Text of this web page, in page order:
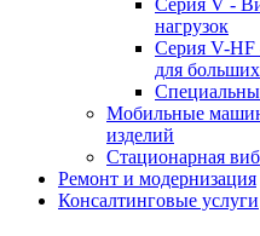
Серия V -
нагрузок
Серия V-HF
для
Мобильные
изделий
Стационарная
Ремонт и модернизация
Консалтинговые услуги